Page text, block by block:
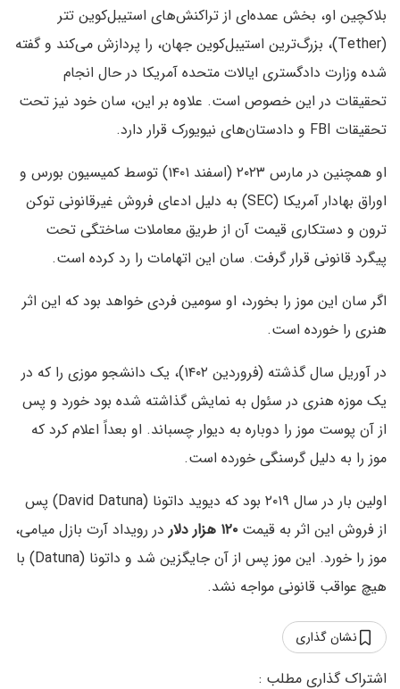
بلاکچین او، بخش عمده‌ای از تراکنش‌های استیبل‌کوین تتر
(Tether)، بزرگ‌ترین استیبل‌کوین جهان، را پردازش می‌کند و گفته
شده وزارت دادگستری ایالات متحده آمریکا در حال انجام
تحقیقات در این خصوص است. علاوه بر این، سان خود نیز تحت
تحقیقات FBI و دادستان‌های نیویورک قرار دارد.
او همچنین در مارس ۲۰۲۳ (اسفند ۱۴۰۱) توسط کمیسیون بورس و
اوراق بهادار آمریکا (SEC) به دلیل ادعای فروش غیرقانونی توکن
ترون و دستکاری قیمت آن از طریق معاملات ساختگی تحت
پیگرد قانونی قرار گرفت. سان این اتهامات را رد کرده است.
اگر سان این موز را بخورد، او سومین فردی خواهد بود که این اثر
هنری را خورده است.
در آوریل سال گذشته (فروردین ۱۴۰۲)، یک دانشجو موزی را که در
یک موزه هنری در سئول به نمایش گذاشته شده بود خورد و پس
از آن پوست موز را دوباره به دیوار چسباند. او بعداً اعلام کرد که
موز را به دلیل گرسنگی خورده است.
اولین بار در سال ۲۰۱۹ بود که دیوید داتونا (David Datuna) پس
از فروش این اثر به قیمت
در رویداد آرت بازل میامی،
موز را خورد. این موز پس از آن جایگزین شد و داتونا (Datuna) با
هیچ عواقب قانونی مواجه نشد.
نشان گذاری